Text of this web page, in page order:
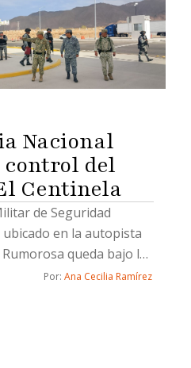
Nacional
control del
Centinela
de Seguridad
en la autopista
queda bajo la
la Guardia Nacional; el
Por: Ana Cecilia Ramírez